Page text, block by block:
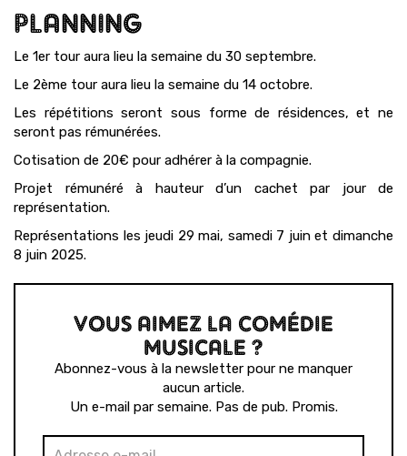
PLANNING
Le 1er tour aura lieu la semaine du 30 septembre.
Le 2ème tour aura lieu la semaine du 14 octobre.
Les répétitions seront sous forme de résidences, et ne
seront pas rémunérées.
Cotisation de 20€ pour adhérer à la compagnie.
Projet rémunéré à hauteur d’un cachet par jour de
représentation.
Représentations les jeudi 29 mai, samedi 7 juin et dimanche
8 juin 2025.
VOUS AIMEZ LA COMÉDIE
MUSICALE ?
Abonnez-vous à la newsletter pour ne manquer
aucun article.
Un e-mail par semaine. Pas de pub. Promis.